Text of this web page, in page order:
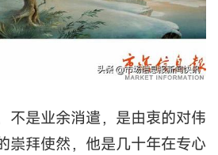
不是业余消遣，是由衷的对伟
崇拜使然，他是几十年在专心